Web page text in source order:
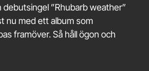
debutsingel ”Rhubarb weather”
nu med ett album som
framöver. Så håll ögon och